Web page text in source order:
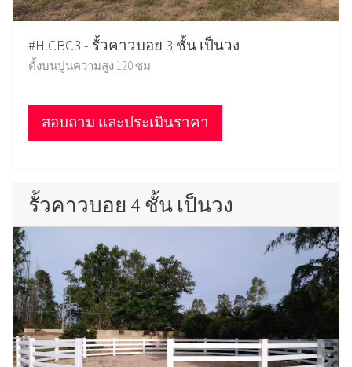
#H.CBC3 - รั้วคาวบอย 3 ชั้น เป็นวง
ตั้งบนปูนความสูง 120 ซม
สอบถาม และประเมินราคา
รั้วคาวบอย 4 ชั้น เป็นวง